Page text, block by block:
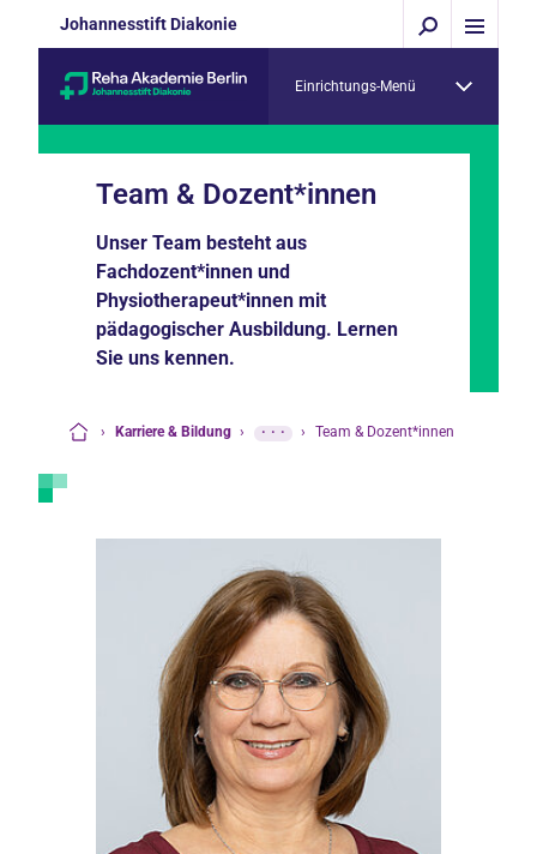
Johannesstift Diakonie
Einrichtungs-Menü
Team & Dozent*innen
Unser Team besteht aus
Fachdozent*innen und
Physiotherapeut*innen mit
pädagogischer Ausbildung. Lernen
Sie uns kennen.
› Karriere & Bildung › ··· › Team & Dozent*innen